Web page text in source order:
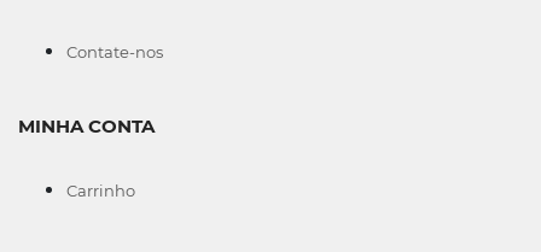
Contate-nos
MINHA CONTA
Carrinho